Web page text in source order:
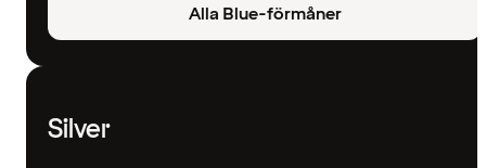
Alla Blue-förmåner
Silver